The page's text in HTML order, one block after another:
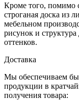
Кроме того, помимо
строганая доска из
мебельном
рисунок и
оттенков.
Доставка
Мы обеспечиваем
продукции в
получения товара: